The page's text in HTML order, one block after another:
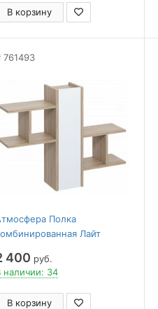
В корзину
761493
Полка
Лайт
400 руб.
наличии: 34
В корзину